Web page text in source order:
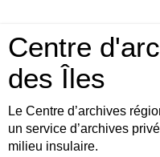
Centre
des Îles
Le Centre d’archives
un service d’archives
milieu insulaire.